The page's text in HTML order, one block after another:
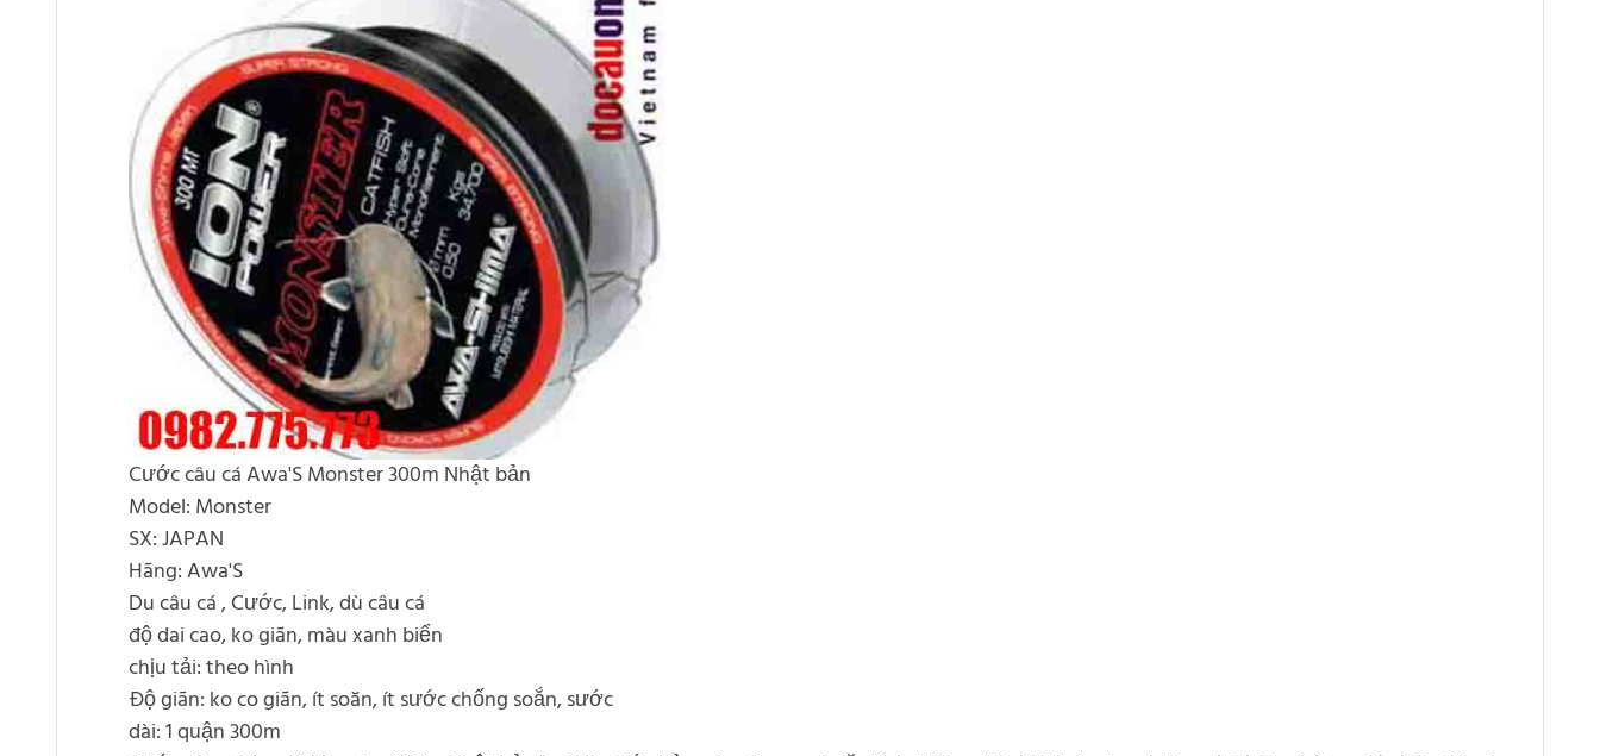
Cước câu cá Awa'S Monster 300m Nhật bản
Model: Monster
SX: JAPAN
Hãng: Awa'S
Du câu cá , Cước, Link, dù câu cá
độ dai cao, ko giãn, màu xanh biển
chịu tải: theo hình
Độ giãn: ko co giãn, ít soăn, ít sước chống soắn, sước
dài: 1 quận 300m